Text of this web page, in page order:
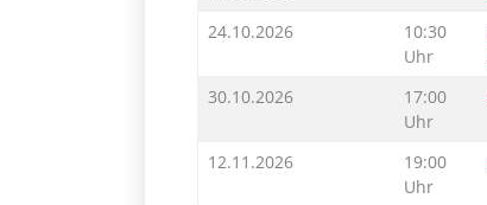
24.10.2026
10:30
Uhr
30.10.2026
17:00
Uhr
12.11.2026
19:00
Uhr